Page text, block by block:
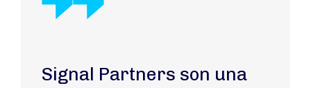
Signal Partners son una